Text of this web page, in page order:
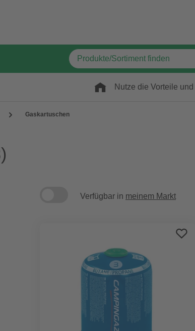
Nutze die Vorteile und
Gaskartuschen
Verfügbar in meinem Markt